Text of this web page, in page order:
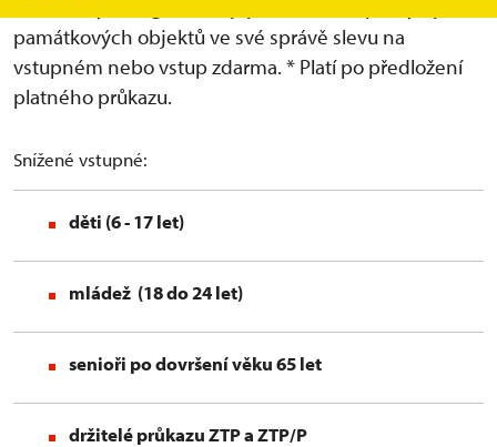
památkových objektů ve své správě slevu na
vstupném nebo vstup zdarma. * Platí po předložení
platného průkazu.
Snížené vstupné:
děti (6 - 17 let)
mládež (18 do 24 let)
senioři po dovršení věku 65 let
držitelé průkazu ZTPa ZTP/P